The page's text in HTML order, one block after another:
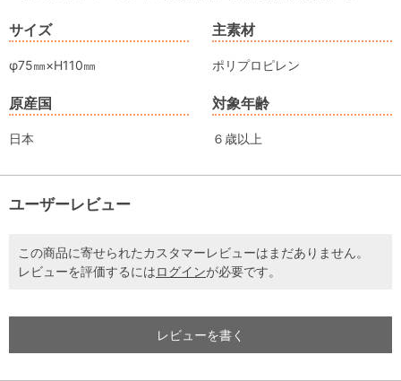
サイズ
φ75㎜×H110㎜
主素材
ポリプロピレン
原産国
日本
対象年齢
６歳以上
ユーザーレビュー
この商品に寄せられたカスタマーレビューはまだありません。
レビューを評価するにはログインが必要です。
レビューを書く